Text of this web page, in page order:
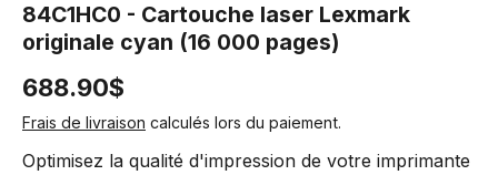
84C1HC0 - Cartouche laser Lexmark
originale cyan (16 000 pages)
688.90$
Frais de livraison calculés lors du paiement.
Optimisez la qualité d'impression de votre imprimante